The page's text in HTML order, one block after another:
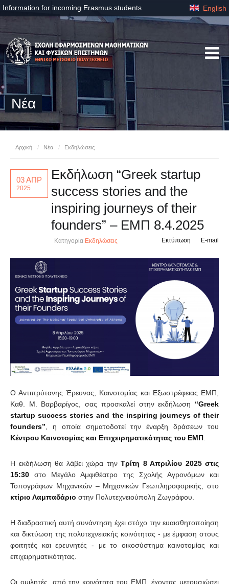
Information for incoming Erasmus students English
Νέα
Αρχική / Νέα / Εκδηλώσεις
03 ΑΠΡ
2025
Εκδήλωση “Greek startup
success stories and the
inspiring journeys of their
founders” – ΕΜΠ 8.4.2025
Κατηγορία Εκδηλώσεις E-mail
Εκτύπωση
Ο Αντιπρύτανης Έρευνας, Καινοτομίας και Εξωστρέφειας ΕΜΠ,
Καθ. Μ. Βαρβαρίγος, σας προσκαλεί στην εκδήλωση “Greek
startup success stories and the inspiring journeys of their
founders” , η οποία σηματοδοτεί την έναρξη δράσεων του
Κέντρου Καινοτομίας και Επιχειρηματικότητας του ΕΜΠ
Η εκδήλωση θα λάβει χώρα την Τρίτη 8 Απριλίου 2025 στις
15:30 στο Μεγάλο Αμφιθέατρο της Σχολής Αγρονόμων και
Τοπογράφων Μηχανικών – Μηχανικών Γεωπληροφορικής, στο
κτίριο Λαμπαδάριο στην Πολυτεχνειούπολη Ζωγράφου.
Η διαδραστική αυτή συνάντηση έχει στόχο την ευαισθητοποίηση
και δικτύωση της πολυτεχνειακής κοινότητας - με έμφαση στους
φοιτητές και ερευνητές - με το οικοσύστημα καινοτομίας και
επιχειρηματικότητας.
Οι ομιλητές, από την κοινότητα του ΕΜΠ, έχοντας μετουσιώσει